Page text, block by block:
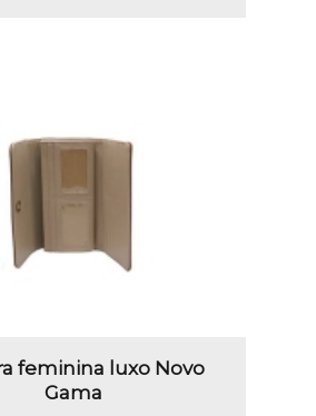
feminina luxo Novo
Gama